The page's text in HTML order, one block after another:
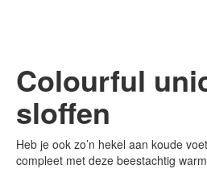
Colourful
sloffen
Heb je ook zo’n hekel aan koude
compleet met deze beestachtig